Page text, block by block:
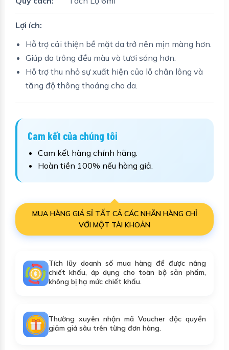
Lợi ích:
Hỗ trợ cải thiện bề mặt da trở nên mịn màng hơn.
Giúp da trông đều màu và tươi sáng hơn.
Hỗ trợ thu nhỏ sự xuất hiện của lỗ chân lông và
tăng độ thông thoáng cho da.
Cam kết của chúng tôi
Cam kết hàng chính hãng.
Hoàn tiền 100% nếu hàng giả.
MUA HÀNG GIÁ SỈ TẤT CẢ CÁC NHÃN HÀNG CHỈ
VỚI MỘT TÀI KHOẢN
Tích lũy doanh số mua hàng để được nâng
chiết khấu, áp dụng cho toàn bộ sản phẩm,
không bị hạ mức chiết khấu.
Thường xuyên nhận mã Voucher độc quyền
giảm giá sâu trên từng đơn hàng.